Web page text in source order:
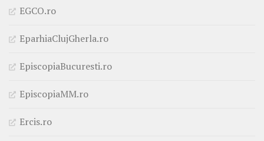
EGCO.ro
EparhiaClujGherla.ro
EpiscopiaBucuresti.ro
EpiscopiaMM.ro
Ercis.ro